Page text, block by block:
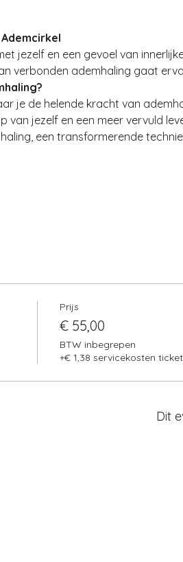
jezelf en een gevoel van
verbonden ademhaling gaat
je de helende kracht van
jezelf en een meer vervuld
een transformerende
Prijs
€ 55,00
BTW inbegrepen
+€ 1,38 servicekosten ticket
Dit